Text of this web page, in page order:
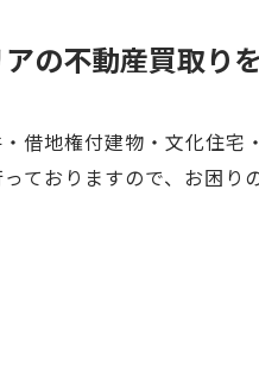
の不動産買取りを
借地権付建物・文化住宅・
ておりますので、お困り